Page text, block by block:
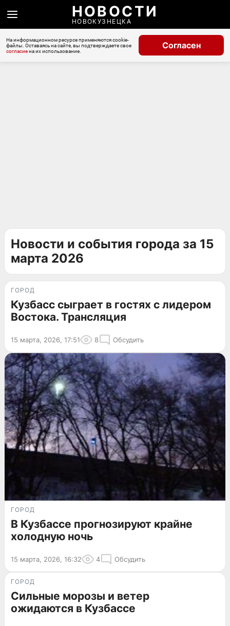
НОВОСТИ
НОВОКУЗНЕЦКА
На информационном ресурсе применяются cookie-
файлы. Оставаясь на сайте, вы подтверждаете свое
согласиена их использование.
Согласен
Новости и события города за 15
марта 2026
ГОРОД
Кузбасс сыграет в гостях с лидером
Востока. Трансляция
15 марта, 2026, 17:51 8 Обсудить
ГОРОД
В Кузбассе прогнозируют крайне
холодную ночь
15 марта, 2026, 16:32 4 Обсудить
ГОРОД
Сильные морозы и ветер
ожидаются в Кузбассе